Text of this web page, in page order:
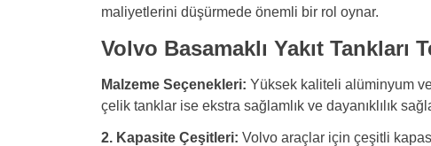
maliyetlerini düşürmede önemli bir rol oynar.
Volvo Basamaklı Yakıt Tankları
Malzeme Seçenekleri: Yüksek kaliteli alüminyum
çelik tanklar ise ekstra sağlamlık ve dayanıklılık
2. Kapasite Çeşitleri: Volvo araçlar için çeşitli